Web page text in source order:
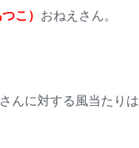
こ） おねえさん。
んに対する風当たりは